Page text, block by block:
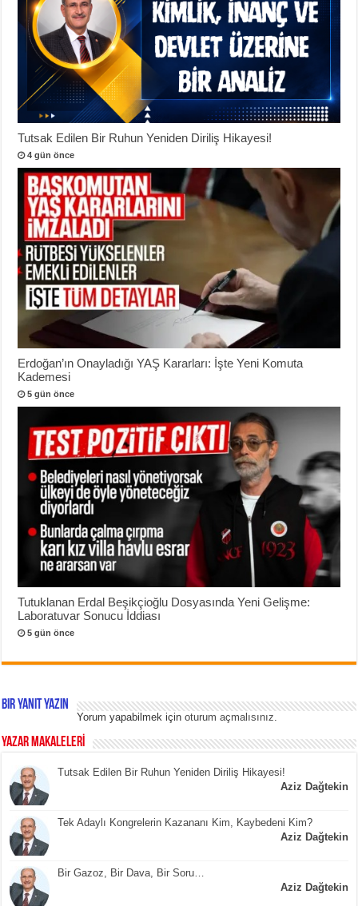
Tutsak Edilen Bir Ruhun Yeniden Diriliş Hikayesi!
4 gün önce
Erdoğan’ın Onayladığı YAŞ Kararları: İşte Yeni Komuta
Kademesi
5 gün önce
Tutuklanan Erdal Beşikçioğlu Dosyasında Yeni Gelişme:
Laboratuvar Sonucu İddiası
5 gün önce
Bir yanıt yazın
Yorum yapabilmek içinoturum açmalısınız
YAZAR MAKALELERİ
Tutsak Edilen Bir Ruhun Yeniden Diriliş Hikayesi!
Aziz Dağtekin
Tek Adaylı Kongrelerin Kazananı Kim, Kaybedeni Kim?
Aziz Dağtekin
Bir Gazoz, Bir Dava, Bir Soru…
Aziz Dağtekin